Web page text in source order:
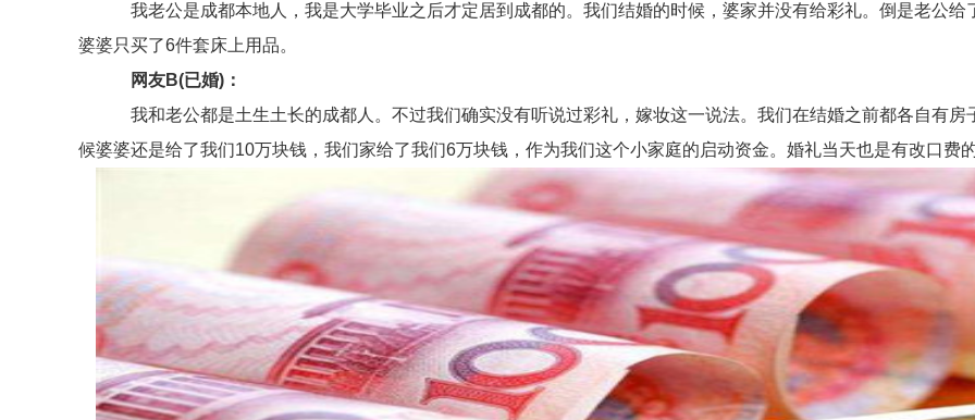
我老公是成都本地人，我是大学毕业之后才定居到成都的。我们结婚的时候，婆家并没有给彩礼。倒是老公给
婆婆只买了6件套床上用品。
网友B(已婚)：
我和老公都是土生土长的成都人。不过我们确实没有听说过彩礼，嫁妆这一说法。我们在结婚之前都各自有房
候婆婆还是给了我们10万块钱，我们家给了我们6万块钱，作为我们这个小家庭的启动资金。婚礼当天也是有改口费